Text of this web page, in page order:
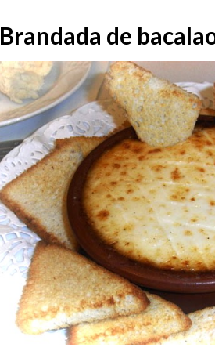
Brandada de